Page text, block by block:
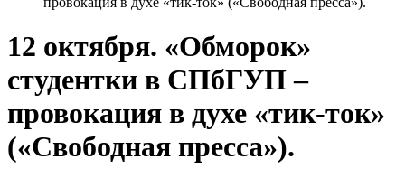
12 октября. «Обморок»
студентки в СПбГУП –
провокация в духе «тик-ток»
(«Свободная пресса»).